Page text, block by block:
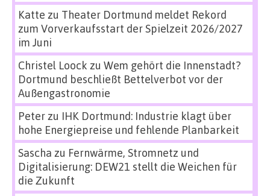
Katte zu Theater Dortmund meldet Rekord
zum Vorverkaufsstart der Spielzeit 2026/2027
im Juni
Christel Loock zu Wem gehört die Innenstadt?
Dortmund beschließt Bettelverbot vor der
Außengastronomie
Peterzu IHK Dortmund: Industrie klagt über
hohe Energiepreise und fehlende Planbarkeit
Sascha zu Fernwärme, Stromnetz und
Digitalisierung: DEW21 stellt die Weichen für
die Zukunft